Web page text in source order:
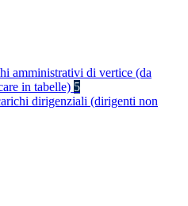
amministrativi di vertice (da
in tabelle) 5
dirigenziali (dirigenti non